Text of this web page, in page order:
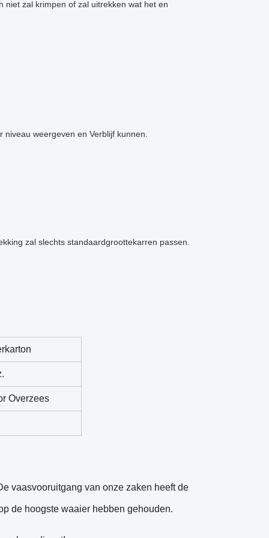
niet zal krimpen of zal uitrekken wat het en
weergeven en Verblijf kunnen.
zal slechts standaardgroottekarren passen.
Overzees
vaasvooruitgang van onze zaken heeft de
de hoogste waaier hebben gehouden.